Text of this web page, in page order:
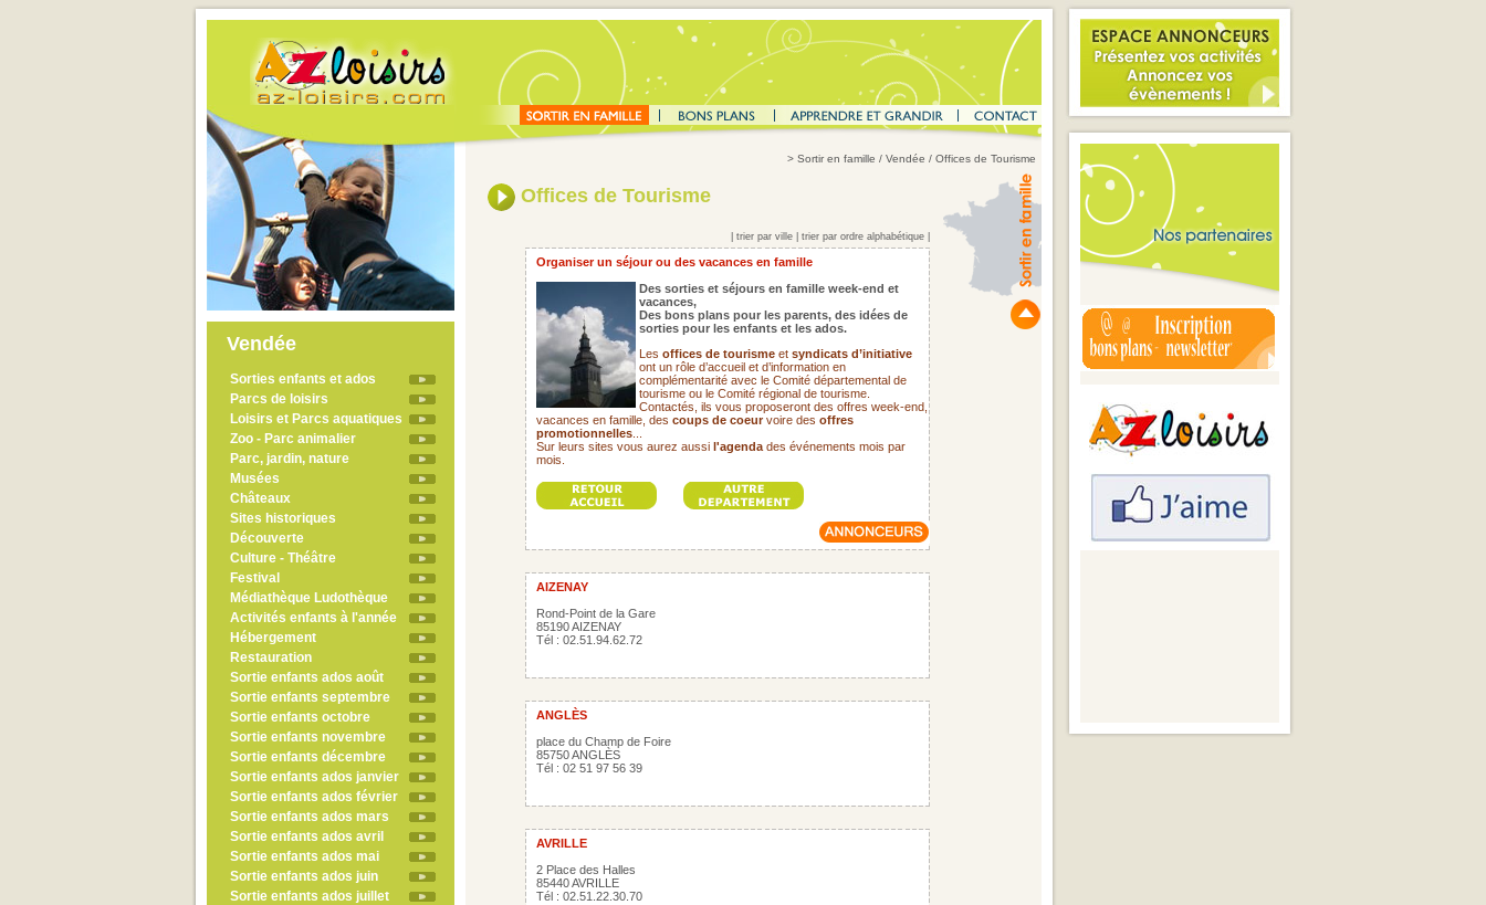
Vendée
Sorties enfants et ados
Parcs de loisirs
Loisirs et Parcs aquatiques
Zoo - Parc animalier
Parc, jardin, nature
Musées
Châteaux
Sites historiques
Découverte
Culture - Théâtre
Festival
Médiathèque Ludothèque
Activités enfants à l'année
Hébergement
Restauration
Sortie enfants ados août
Sortie enfants septembre
Sortie enfants octobre
Sortie enfants novembre
Sortie enfants décembre
Sortie enfants ados janvier
Sortie enfants ados février
Sortie enfants ados mars
Sortie enfants ados avril
Sortie enfants ados mai
Sortie enfants ados juin
Sortie enfants ados juillet
> Sortir en famille / Vendée / Offices de Tourisme
Offices de Tourisme
trier par ville trier par ordre alphabétique
Organiser un séjour ou des vacances en famille
Des sorties et séjours en famille week-end et
vacances,
Des bons plans pour les parents, des idées de
sorties pour les enfants et les ados.
Les offices de tourisme et syndicats d’initiative
ont un rôle d’accueil et d’information en
complémentarité avec le Comité départemental de
tourisme ou le Comité régional de tourisme.
Contactés, ils vous proposeront des offres week-end,
vacances en famille, des coups de coeurvoire des offres
promotionnelles
Sur leurs sites vous aurez aussi l'agenda des événements mois par
mois.
AIZENAY
Rond-Point de la Gare
85190 AIZENAY
Tél : 02.51.94.62.72
ANGLÈS
place du Champ de Foire
85750 ANGLÈS
Tél : 02 51 97 56 39
AVRILLE
2 Place des Halles
85440 AVRILLE
Tél : 02.51.22.30.70